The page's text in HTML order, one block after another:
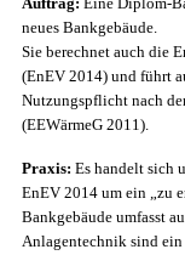
neues Bankgebäude.
Sie berechnet auch die
(EnEV 2014) und führt
Nutzungspflicht nach
(EEWärmeG 2011).
Praxis: Es handelt sich
EnEV 2014 um ein „zu
Bankgebäude umfasst
Anlagentechnik sind ein